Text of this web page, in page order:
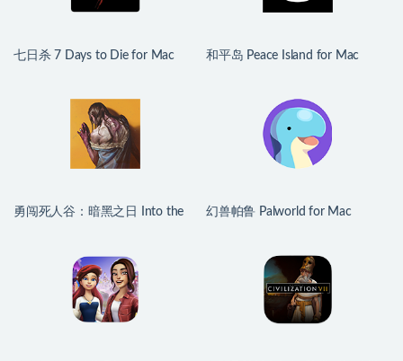
七日杀 7 Days to Die for Mac
和平岛 Peace Island for Mac
勇闯死人谷：暗黑之日 Into the
幻兽帕鲁 Palworld for Mac